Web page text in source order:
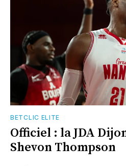
BETCLIC ELITE
Officiel : la JDA
Shevon Thompson